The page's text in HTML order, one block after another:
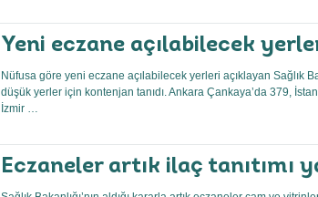
Yeni eczane açılabilecek
Nüfusa göre yeni eczane açılabilecek yerleri açıklayan Sağlık
düşük yerler için kontenjan tanıdı. Ankara Çankaya’da 379,
İzmir …
Eczaneler artık ilaç tanıtımı